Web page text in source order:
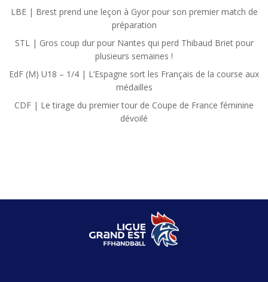
LBE | Brest prend une leçon à Gyor pour son premier match de
préparation
STL | Gros coup dur pour Nantes qui perd Thibaud Briet pour
plusieurs semaines !
EdF (M) U18 – 1/4 | L’Espagne sort les Français de la course aux
médailles
CDF | Le tirage du premier tour de Coupe de France féminine
dévoilé